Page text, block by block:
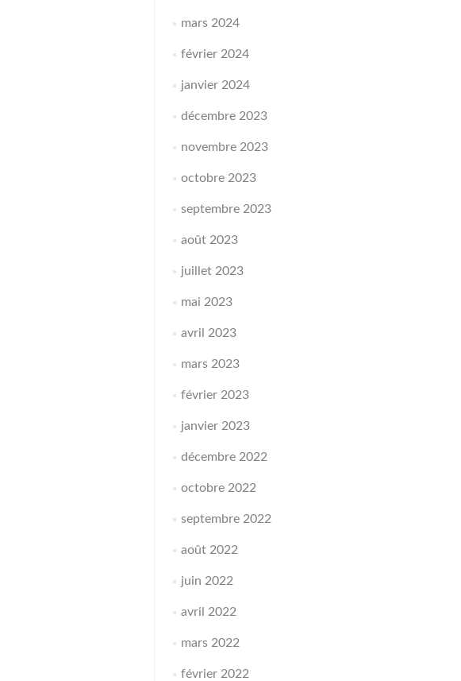
mars 2024
février 2024
janvier 2024
décembre 2023
novembre 2023
octobre 2023
septembre 2023
août 2023
juillet 2023
mai 2023
avril 2023
mars 2023
février 2023
janvier 2023
décembre 2022
octobre 2022
septembre 2022
août 2022
juin 2022
avril 2022
mars 2022
février 2022